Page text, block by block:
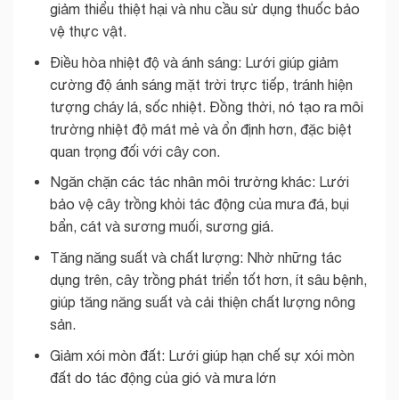
giảm thiểu thiệt hại và nhu cầu sử dụng thuốc bảo
vệ thực vật.
Điều hòa nhiệt độ và ánh sáng: Lưới giúp giảm
cường độ ánh sáng mặt trời trực tiếp, tránh hiện
tượng cháy lá, sốc nhiệt. Đồng thời, nó tạo ra môi
trường nhiệt độ mát mẻ và ổn định hơn, đặc biệt
quan trọng đối với cây con.
Ngăn chặn các tác nhân môi trường khác: Lưới
bảo vệ cây trồng khỏi tác động của mưa đá, bụi
bẩn, cát và sương muối, sương giá.
Tăng năng suất và chất lượng: Nhờ những tác
dụng trên, cây trồng phát triển tốt hơn, ít sâu bệnh,
giúp tăng năng suất và cải thiện chất lượng nông
sản.
Giảm xói mòn đất: Lưới giúp hạn chế sự xói mòn
đất do tác động của gió và mưa lớn